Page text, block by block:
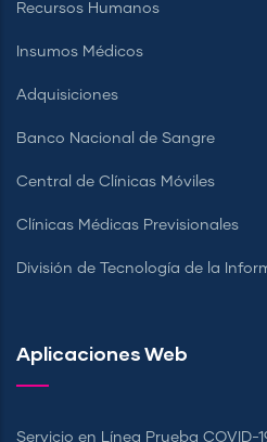
Recursos Humanos
Insumos Médicos
Adquisiciones
Banco Nacional de Sangre
Central de Clínicas Móviles
Clínicas Médicas Previsionales
División de Tecnología de la
Aplicaciones Web
Servicio en Línea Prueba COVID-